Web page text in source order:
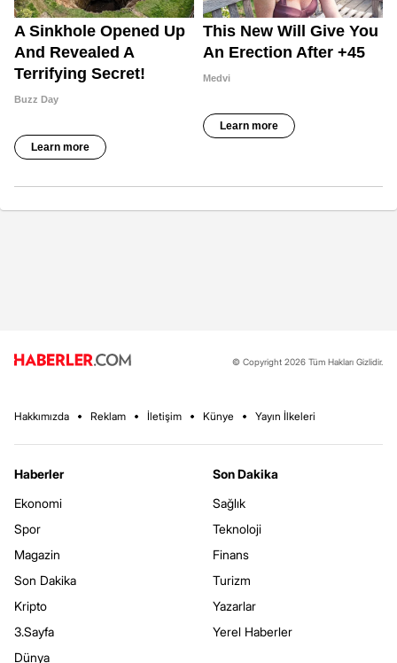
© Copyright 2026 Tüm Hakları Gizlidir.
Hakkımızda Reklam İletişim Künye Yayın İlkeleri
Haberler
Ekonomi
Spor
Magazin
Son Dakika
Kripto
3.Sayfa
Dünya
Son Dakika
Sağlık
Teknoloji
Finans
Turizm
Yazarlar
Yerel Haberler